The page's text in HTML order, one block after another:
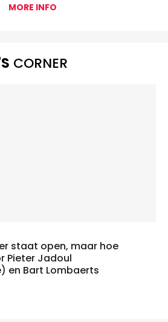
MORE INFO
CORNER
staat open, maar hoe
Pieter Jadoul
en Bart Lombaerts